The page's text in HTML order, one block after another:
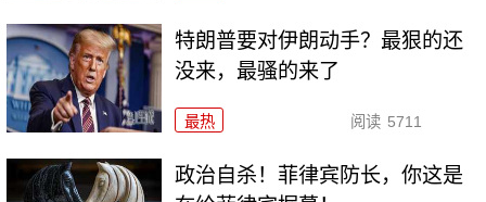
特朗普要对伊朗动手？最狠的还
没来，最骚的来了
最热 阅读 5711
政治自杀！菲律宾防长，你这是